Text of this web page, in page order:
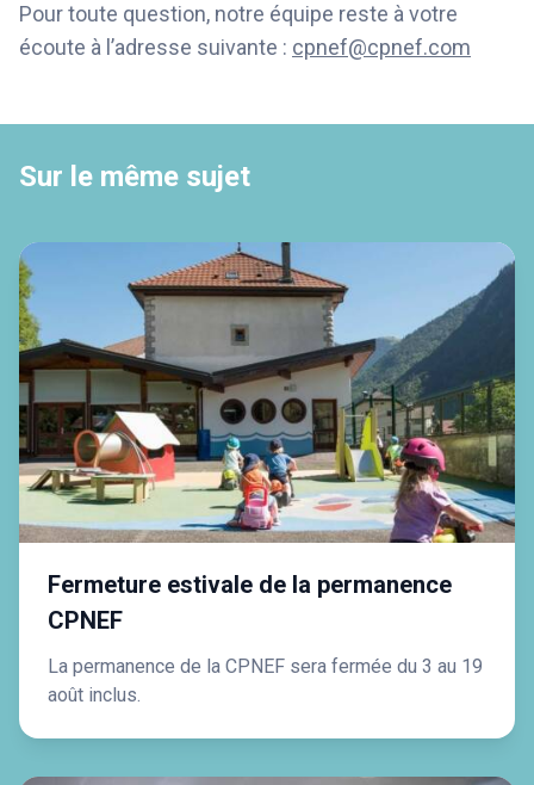
Pour toute question, notre équipe reste à votre
écoute à l’adresse suivante : cpnef@cpnef.com
Sur le même sujet
Fermeture estivale de la permanence
CPNEF
La permanence de la CPNEF sera fermée du 3 au 19
août inclus.